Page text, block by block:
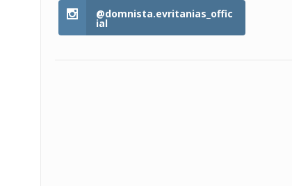
@domnista.evritanias_offic
ial